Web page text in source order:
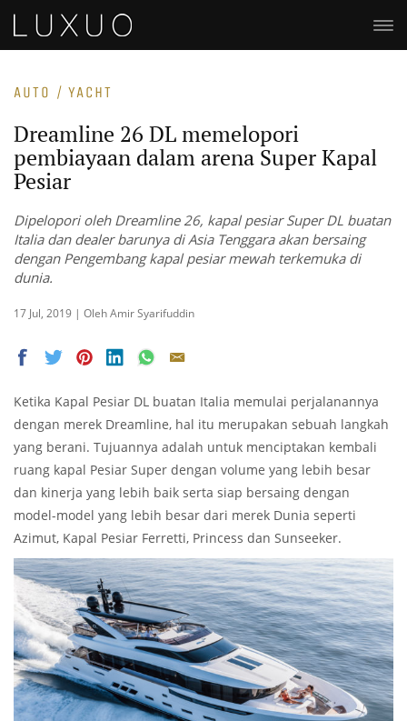
AUTO / YACHT
Dreamline 26 DL memelopori
pembiayaan dalam arena Super Kapal
Pesiar
Dipelopori oleh Dreamline 26, kapal pesiar Super DL buatan
Italia dan dealer barunya di Asia Tenggara akan bersaing
dengan Pengembang kapal pesiar mewah terkemuka di
dunia.
17 Jul, 2019 | Oleh Amir Syarifuddin
Ketika Kapal Pesiar DL buatan Italia memulai perjalanannya
dengan merek Dreamline, hal itu merupakan sebuah langkah
yang berani. Tujuannya adalah untuk menciptakan kembali
ruang kapal Pesiar Super dengan volume yang lebih besar
dan kinerja yang lebih baik serta siap bersaing dengan
model-model yang lebih besar dari merek Dunia seperti
Azimut, Kapal Pesiar Ferretti, Princess dan Sunseeker.